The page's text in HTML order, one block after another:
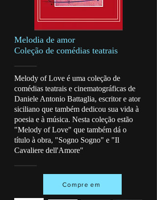
Melodia de amor
Coleção de comédias teatrais
Melody of Love é uma coleção de
comédias teatrais e cinematográficas de
Daniele Antonio Battaglia, escritor e ator
siciliano que também dedicou sua vida à
poesia e à música. Nesta coleção estão
"Melody of Love" que também dá o
título à obra, "Sogno Sogno" e "Il
Cavaliere dell'Amore"
Compre em